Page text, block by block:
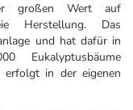
großen Wert auf
Herstellung. Das
und hat dafür in
Eukalyptusbäume
erfolgt in der eigenen